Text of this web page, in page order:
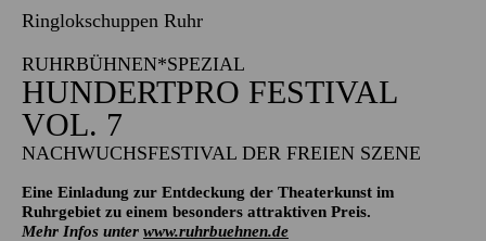
Ringlokschuppen Ruhr
RUHRBÜHNEN*SPEZIAL
HUNDERTPRO FESTIVAL
VOL. 7
NACHWUCHSFESTIVAL DER FREIEN SZENE
Eine Einladung zur Entdeckung der Theaterkunst im
Ruhrgebiet zu einem besonders attraktiven Preis.
Mehr Infos unter www.ruhrbuehnen.de